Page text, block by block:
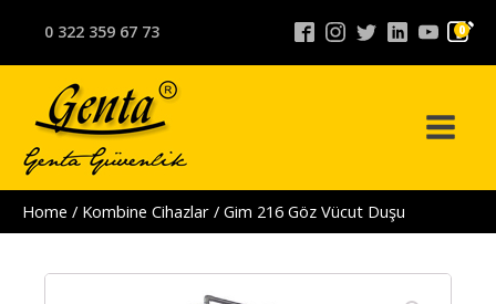
0 322 359 67 73 0
Home / Kombine Cihazlar / Gim 216 Göz Vücut Duşu